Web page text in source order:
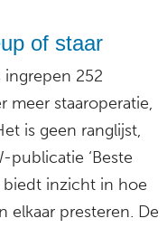
of staar
ingrepen 252
meer staaroperatie,
is geen ranglijst,
publicatie ‘Beste
biedt inzicht in hoe
elkaar presteren. De